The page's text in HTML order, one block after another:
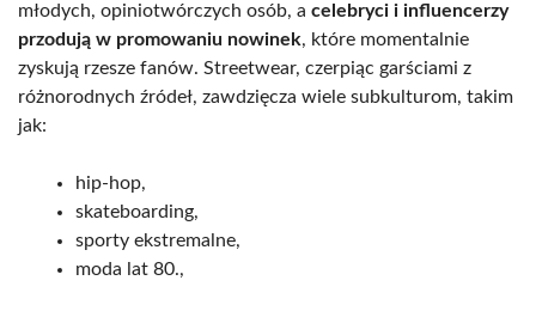
młodych, opiniotwórczych osób, a celebryci i influencerzy
przodują w promowaniu nowinek, które momentalnie
zyskują rzesze fanów. Streetwear, czerpiąc garściami z
różnorodnych źródeł, zawdzięcza wiele subkulturom, takim
jak:
hip-hop,
skateboarding,
sporty ekstremalne,
moda lat 80.,